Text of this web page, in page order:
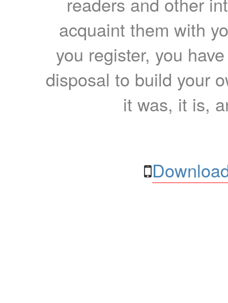
acquaint them with
you register, you
disposal to build your
it was, it is,